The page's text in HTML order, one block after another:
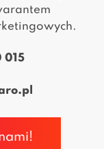
015